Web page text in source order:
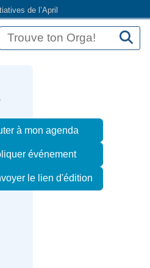
de l’April
à mon agenda
événement
le lien d'édition